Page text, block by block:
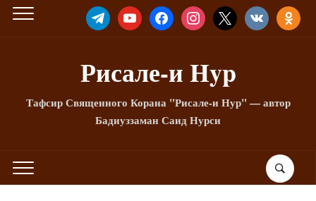
TELEGRAMYOUTUBEFACEBOOKINSTAGRAM
X VKONTAKTE
Рисале-и Hyp
Тафсир Священного Корана "Рисале-и Нур" — автор
Бадиуззаман Саид Нурси